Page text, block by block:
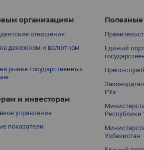
организациям
отношения
денежном и валютном
рынке Государственных
и инвесторам
управление
показатели
Полезные
Единый
Пресс-
РУз
Республики
Узбекистан